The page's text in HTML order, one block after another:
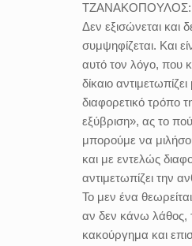
ΤΖΑΝΑΚΟΠΟΥΛΟΣ:
Δεν εξισώνεται και
συμψηφίζεται. Και
αυτό τον λόγο, που
δίκαιο
διαφορετικό τρόπο
εξύβριση», ας το
μπορούμε να
και με εντελώς
αντιμετωπίζει την
Το μεν ένα
αν δεν κάνω λάθος,
κακούργημα και